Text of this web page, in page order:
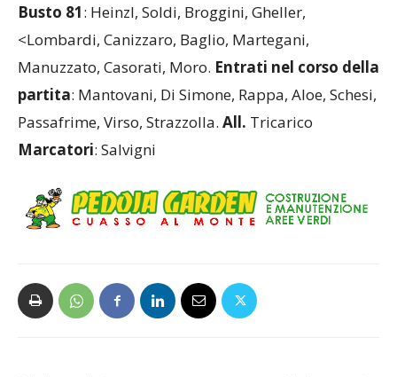
Busto 81: Heinzl, Soldi, Broggini, Gheller,
<Lombardi, Canizzaro, Baglio, Martegani,
Manuzzato, Casorati, Moro. Entrati nel corso della
partita: Mantovani, Di Simone, Rappa, Aloe, Schesi,
Passafrime, Virso, Strazzolla. All. Tricarico
Marcatori: Salvigni